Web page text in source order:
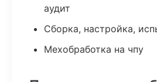
аудит
Сборка, настройка,
Мехобработка на чпу